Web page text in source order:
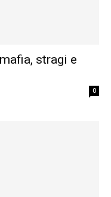
stragi e
0